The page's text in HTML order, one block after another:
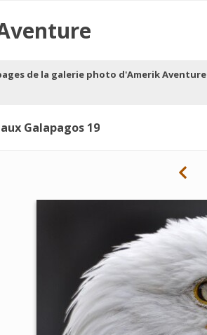
de la galerie photo d'Amerik Aventure
Galapagos 19